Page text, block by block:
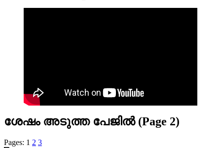
ശേഷം അടുത്ത പേജിൽ (Page 2)
Pages: 1 2 3